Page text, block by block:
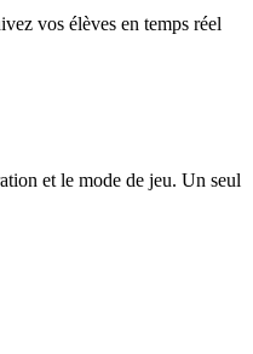
vos élèves en temps réel
et le mode de jeu. Un seul